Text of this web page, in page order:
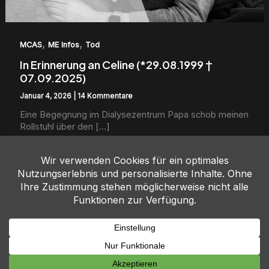
MCAS,ME Infos, Tod
In Erinnerung an Celine (*29.08.1999 †
07.09.2025)
Januar 4, 2026 14 Kommentare
Eine Begeg­nung im Dial­y­sezen­trum Papa schob meinen
Roll­stuhl über den […]
Weiterlesen...
Impressum